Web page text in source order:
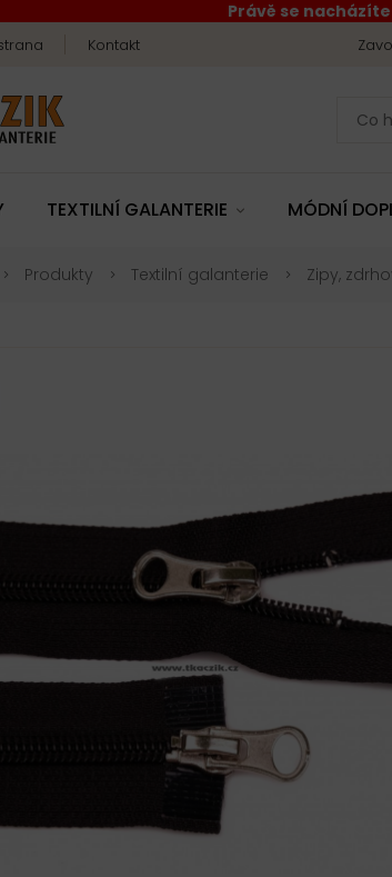
Právě se
Kontakt
TEXTILNÍ GALANTERIE MÓDNÍ
Produkty Textilní galanterie Zipy,